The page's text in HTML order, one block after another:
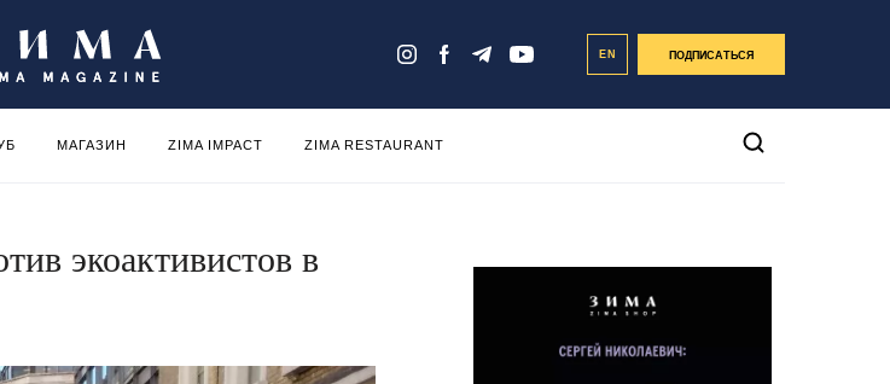
EN ПОДПИСАТЬСЯ
МАГАЗИН ZIMA IMPACT ZIMA RESTAURANT
экоактивистов в